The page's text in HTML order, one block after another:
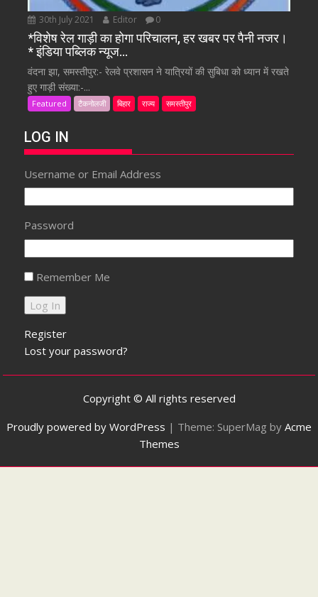
30th July 2021 Editor 0
*विशेष रेल गाड़ी का होगा परिचालन, हर खबर पर पैनी नजर।
* इंडिया पब्लिक न्यूज…
वंदना झा, समस्तीपुर:- रेलवे प्रशासन ने यात्रियों की सुबिधा को ध्यान में रखते
हुए गाड़ी संख्या:-...
Featured टैकनोलजी बिहार राज्य समस्तीपुर
LOG IN
Username or Email Address
Password
Remember Me
Register
Lost your password?
Copyright © All rights reserved
Proudly powered by WordPress | Theme: SuperMag by Acme
Themes